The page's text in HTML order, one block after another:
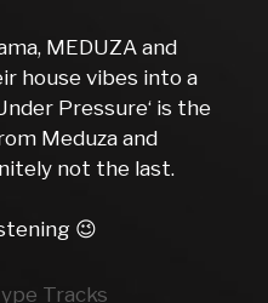
MEDUZA and
house vibes into a
Pressure‘ is the
Meduza and
not the last.
😉
Tracks